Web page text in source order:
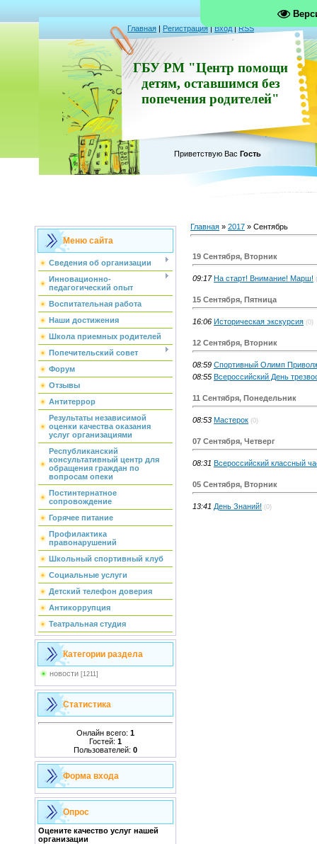
Главная | Регистрация|Вход|RSS
ГБУ РМ "Центр помощи
детям, оставшимся без
попечения родителей"
Приветствую Вас Гость
Меню сайта
Сведения об организации
Инновационно-
педагогический опыт
Воспитательная работа
Наши достижения
Школа приемных родителей
Попечительский совет
Форум
Отзывы
Антитеррор
Результаты независимой
оценки качества оказания
услуг организациями
Республиканский
консультативный центр для
обращения граждан по
вопросам опеки
Постинтернатное
сопровождение
Горячее питание
Профилактика
правонарушений
Школьный спортивный клуб
Социальные услуги
Детский телефон доверия
Антикоррупция
Театральная студия
Категории раздела
новости [1211]
Статистика
Онлайн всего: 1
Гостей: 1
Пользователей: 0
Форма входа
Опрос
Оцените качество услуг нашей
организации
Главная » 2017 » Сентябрь
19 Сентября, Вторник
09:17 На старт! Внимание! Марш!
15 Сентября, Пятница
16:06 Историческая экскурсия (0)
12 Сентября, Вторник
08:59 Спортивный Олимп
08:55 Всероссийский День
11 Сентября, Понедельник
08:53 Мастерок (0)
07 Сентября, Четверг
08:31 Всероссийский классный
05 Сентября, Вторник
13:41 День Знаний! (0)